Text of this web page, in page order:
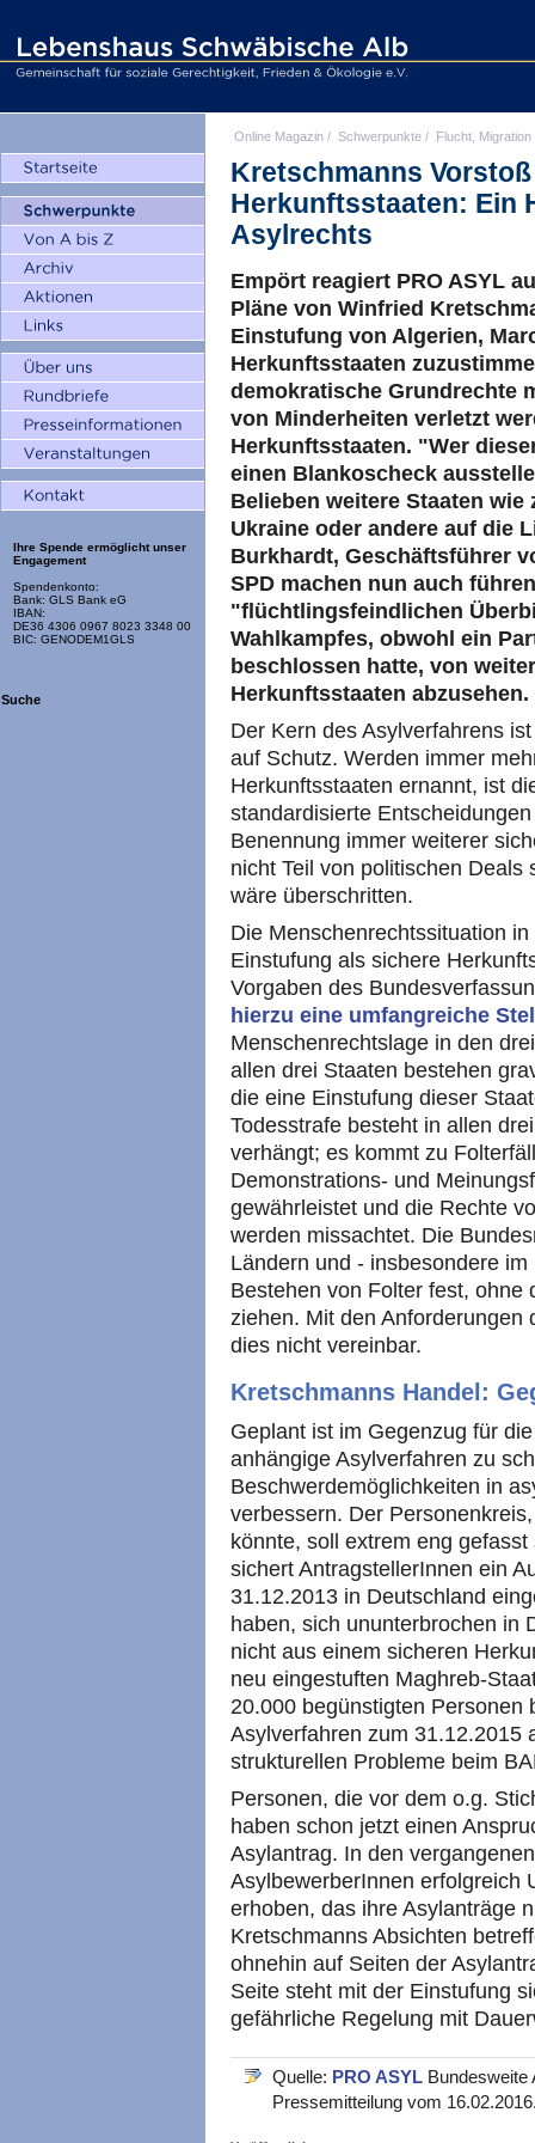
Ihre Spende ermöglicht unser
Engagement
Spendenkonto:
Bank: GLS Bank eG
IBAN:
DE36 4306 0967 8023 3348 00
BIC: GENODEM1GLS
Suche
Online Magazin / Schwerpunkte / Flucht, Migration
Kretschmanns
Herkunftsstaaten: Ein
Asylrechts
Empört reagiert PRO ASYL
Pläne von Winfried
Einstufung von Algerien,
Herkunftsstaaten
demokratische Grundrechte
von Minderheiten verletzt
Herkunftsstaaten. "Wer
einen Blankoscheck
Belieben weitere Staaten
Ukraine oder andere auf die
Burkhardt, Geschäftsführer
SPD machen nun auch
"flüchtlingsfeindlichen
Wahlkampfes, obwohl ein
beschlossen hatte, von
Herkunftsstaaten abzusehen.
Der Kern des Asylverfahrens
auf Schutz. Werden immer
Herkunftsstaaten ernannt, ist
standardisierte
Benennung immer weiterer
nicht Teil von politischen
wäre überschritten.
Die Menschenrechtssituation
Einstufung als sichere
Vorgaben des
hierzu eine umfangreiche
Menschenrechtslage in den
allen drei Staaten bestehen
die eine Einstufung dieser
Todesstrafe besteht in allen
verhängt; es kommt zu
Demonstrations- und
gewährleistet und die Rechte
werden missachtet. Die
Ländern und - insbesondere
Bestehen von Folter fest, ohne
ziehen. Mit den Anforderungen
dies nicht vereinbar.
Kretschmanns Handel:
Geplant ist im Gegenzug für
anhängige Asylverfahren zu
Beschwerdemöglichkeiten in
verbessern. Der
könnte, soll extrem eng
sichert AntragstellerInnen ein
31.12.2013 in Deutschland
haben, sich ununterbrochen in
nicht aus einem sicheren
neu eingestuften Maghreb-
20.000 begünstigten Personen
Asylverfahren zum 31.12.2015
strukturellen Probleme beim
Personen, die vor dem o.g.
haben schon jetzt einen
Asylantrag. In den
AsylbewerberInnen erfolgreich
erhoben, das ihre Asylanträge
Kretschmanns Absichten
ohnehin auf Seiten der
Seite steht mit der Einstufung
gefährliche Regelung mit
Quelle: PRO ASYL Bundesweite
Pressemitteilung vom